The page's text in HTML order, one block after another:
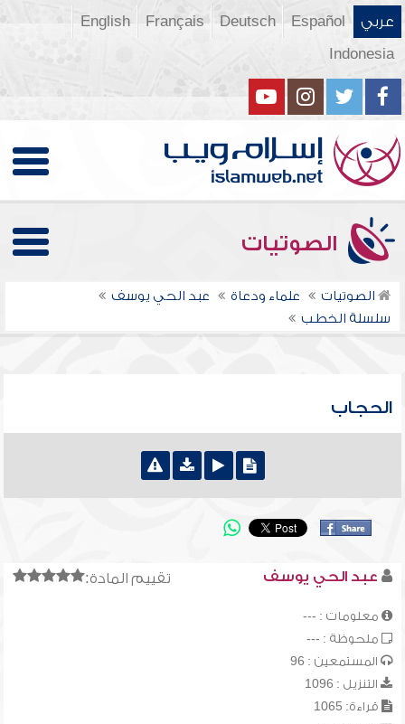
عربي Español
Deutsch
Français
English
Indonesia
الصوتيات
الصوتيات علماء ودعاة
عبد الحي يوسف
سلسلة الخطب
الحجاب
تقييم المادة: عبد الحي يوسف
معلومات : ---
ملحوظة : ---
المستمعين : 96
التنزيل : 1096
قراءة: 1065